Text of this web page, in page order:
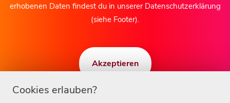
erhobenen Daten findest du in unserer Datenschutzerklärung
(siehe Footer).
Akzeptieren
Cookies erlauben?